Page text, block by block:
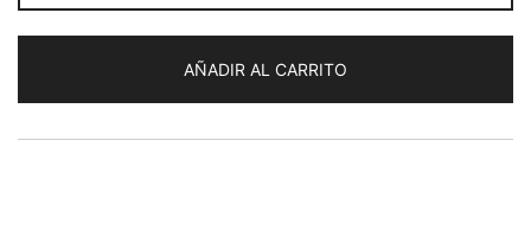
Centro
Perla
y
Dije
AÑADIR AL CARRITO